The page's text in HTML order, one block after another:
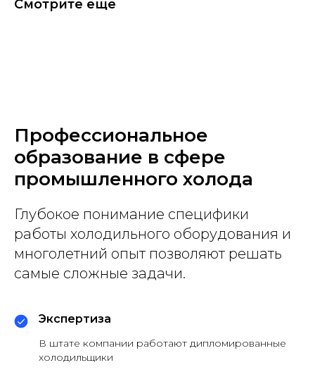
Смотрите ещё
Профессиональное
образование в сфере
промышленного холода
Глубокое понимание специфики
работы холодильного оборудования и
многолетний опыт позволяют решать
самые сложные задачи.
Экспертиза
В штате компании работают дипломированные
холодильщики